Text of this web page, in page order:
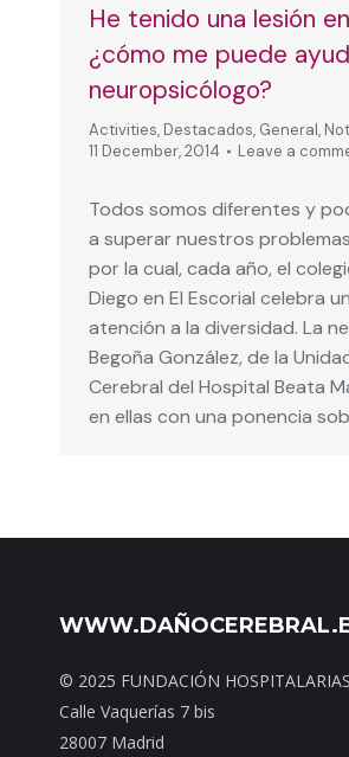
He tenido una lesión
¿cómo me puede
neuropsicólogo?
Activities, Destacados, General,
11 December, 2014
Leave a
Todos somos diferentes y
a superar nuestros
por la cual, cada año, el
Diego en El Escorial celebra
atención a la diversidad. La
Begoña González, de la
Cerebral del Hospital Beata
en ellas con una ponencia
© 2025 FUNDACIÓN HOSPITALARIAS
Calle Vaquerías 7 bis
28007 Madrid